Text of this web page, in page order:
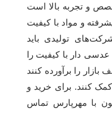
و تجربه بالا است
و مواد با کیفیت
تولیدی باید
عدسی دار با کیفیت را
بازار را برآورده کنند
کنند. برای خرید و
با مهرپارس تماس